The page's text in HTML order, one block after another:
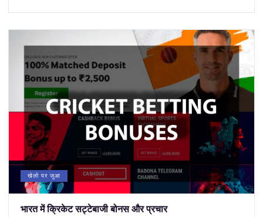
खेलो पर जुआ
भारत में क्रिकेट सट्टेबाजी बोनस और प्रचार